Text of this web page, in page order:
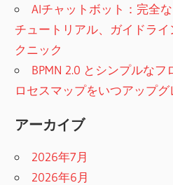
AIチャットボット：完全
チュートリアル、ガイドラ
クニック
BPMN 2.0 とシンプルな
ロセスマップをいつアップ
アーカイブ
2026年7月
2026年6月